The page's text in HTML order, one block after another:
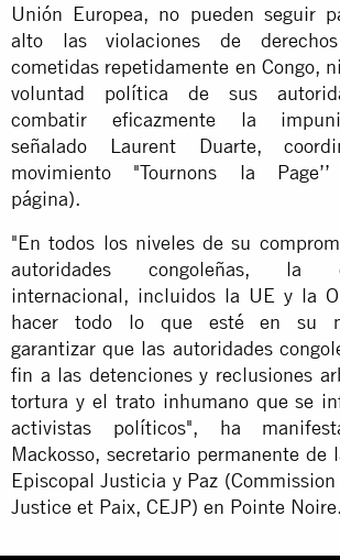
Unión Europea, no pueden seguir
alto las violaciones de
cometidas repetidamente en Congo,
voluntad política de sus
combatir eficazmente la
señalado Laurent Duarte,
movimiento "Tournons la Page’’
página).
"En todos los niveles de su
autoridades congoleñas, la
internacional, incluidos la UE y la
hacer todo lo que esté en su
garantizar que las autoridades
fin a las detenciones y reclusiones
tortura y el trato inhumano que se
activistas políticos", ha
Mackosso, secretario permanente de
Episcopal Justicia y Paz
Justice et Paix, CEJP) en Pointe Noire.